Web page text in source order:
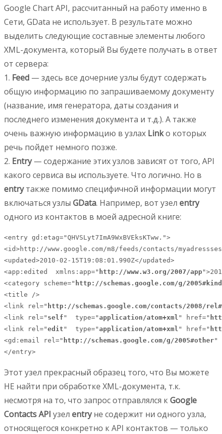
Google Chart API, рассчитанный на работу именно в
Сети, GData не использует. В результате можно
выделить следующие составные элементы любого
XML-документа, который Вы будете получать в ответ
от сервера:
1. Feed — здесь все дочерние узлы будут содержать
общую информацию по запрашиваемому документу
(название, имя генератора, даты создания и
последнего изменения документа и т.д.). А также
очень важную информацию в узлах Linkо которых
речь пойдет немного позже.
2. Entry— содержание этих узлов зависят от того, API
какого сервиса вы используете. Что логично. Но в
entryтакже помимо специфичной информации могут
включаться узлы GData. Например, вот узел entry
одного из контактов в моей адресной книге:
<entry gd:etag="QHVSLyt7ImA9WxBVEksKTww.">
<id>http://www.google.com/m8/feeds/contacts/
<updated>2010-02-15T19:08:01.990Z</updated>
<app:edited  xmlns:app=" http://www.w3.org/2007/app
<category scheme=" http://schemas.google.com/g/2005#kind
<title />
<link rel=" http://schemas.google.com/contacts/2008/
<link rel=" self "  type="application/atom+xml " href="
<link rel="edit "  type="application/atom+xml " href="
<gd:email rel=" http://schemas.google.com/g/2005#other"
</entry>
Этот узел прекрасный образец того, что Вы можете
НЕ найти при обработке XML-документа, т.к.
несмотря на то, что запрос отправлялся кGoogle
Contacts API узел entryне содержит ни одного узла,
относящегося конкретно к API контактов — только